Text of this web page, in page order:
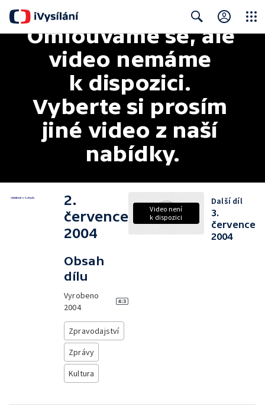
Search
Omlouváme se, ale
video nemáme
k dispozici.
Vyberte si prosím
jiné video z naší
nabídky.
2.
července
2004
Obsah
dílu
Vyrobeno
2004
Zpravodajství
Zprávy
Kultura
Video není
k dispozici
Další díl
3.
července
2004